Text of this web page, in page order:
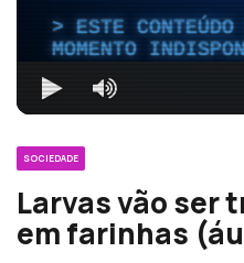
ESTE
MOMENTO
SOCIEDADE
Larvas vão ser
em farinhas